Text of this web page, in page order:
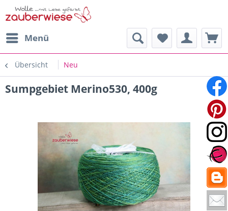
Menü
Übersicht Neu
Sumpgebiet Merino530, 400g